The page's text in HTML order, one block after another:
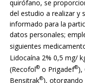
quirófano, se
del estudio a realizar y
informado para la
datos personales;
siguientes
Lidocaína 2% 0,5 mg/
(Recofol® o Prigadef®),
Bensitrak®), otorgando